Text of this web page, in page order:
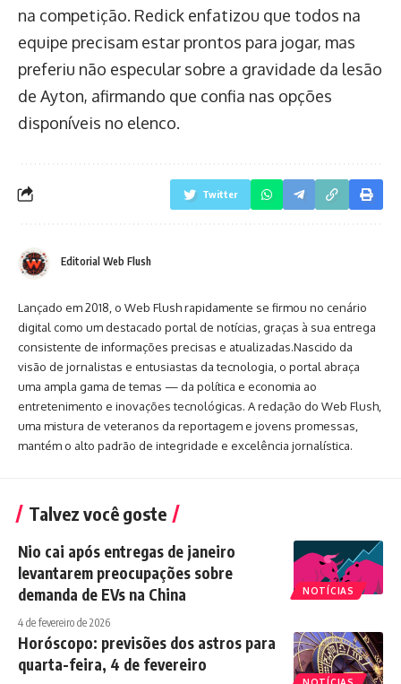
na competição. Redick enfatizou que todos na
equipe precisam estar prontos para jogar, mas
preferiu não especular sobre a gravidade da lesão
de Ayton, afirmando que confia nas opções
disponíveis no elenco.
Twitter
Editorial Web Flush
Lançado em 2018, o Web Flush rapidamente se firmou no cenário
digital como um destacado portal de notícias, graças à sua entrega
consistente de informações precisas e atualizadas.Nascido da
visão de jornalistas e entusiastas da tecnologia, o portal abraça
uma ampla gama de temas — da política e economia ao
entretenimento e inovações tecnológicas. A redação do Web Flush,
uma mistura de veteranos da reportagem e jovens promessas,
mantém o alto padrão de integridade e excelência jornalística.
Talvez você goste
NOTÍCIAS
Nio cai após entregas de janeiro
levantarem preocupações sobre
demanda de EVs na China
4 de fevereiro de 2026
Horóscopo: previsões dos astros para
quarta-feira, 4 de fevereiro